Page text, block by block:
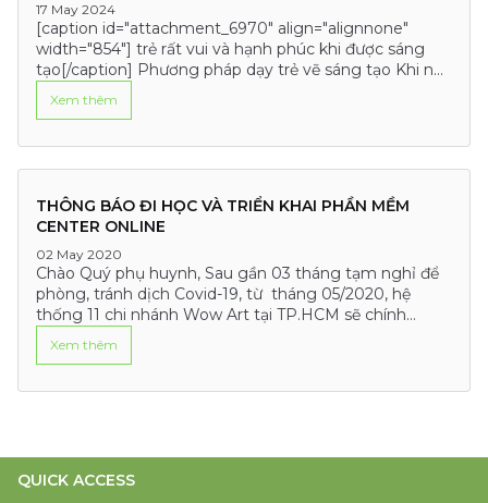
17 May 2024
[caption id="attachment_6970" align="alignnone"
width="854"] trẻ rất vui và hạnh phúc khi được sáng
tạo[/caption] Phương pháp dạy trẻ vẽ sáng tạo Khi nói
Xem thêm
THÔNG BÁO ĐI HỌC VÀ TRIỂN KHAI PHẦN MỀM
CENTER ONLINE
02 May 2020
Chào Quý phụ huynh, Sau gần 03 tháng tạm nghỉ để
phòng, tránh dịch Covid-19, từ tháng 05/2020, hệ
thống 11 chi nhánh Wow Art tại TP.HCM sẽ chính
Xem thêm
QUICK ACCESS